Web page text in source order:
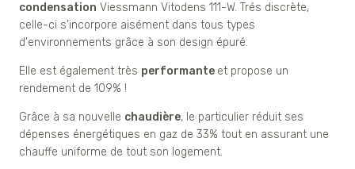
condensation Viessmann Vitodens 111-W. Trés discrète,
celle-ci s'incorpore aisément dans tous types
d'environnements grâce à son design épuré.
Elle est également très performante et propose un
rendement de 109% !
Grâce à sa nouvelle chaudière, le particulier réduit ses
dépenses énergétiques en gaz de 33% tout en assurant une
chauffe uniforme de tout son logement.